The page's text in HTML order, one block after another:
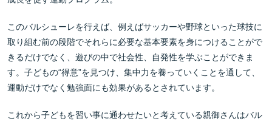
このバルシューレを行えば、例えばサッカーや野球といった球技に
取り組む前の段階でそれらに必要な基本要素を身につけることがで
きるだけでなく、遊びの中で社会性、自発性を学ぶことができま
す。子どもの“得意”を見つけ、集中力を養っていくことを通して、
運動だけでなく勉強面にも効果があるとされています。
これから子どもを習い事に通わせたいと考えている親御さんはバル